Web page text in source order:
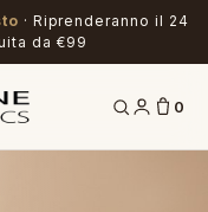
· Riprenderanno il 24
da €99
0